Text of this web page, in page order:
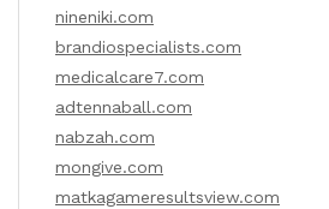
nineniki.com
brandiospecialists.com
medicalcare7.com
adtennaball.com
nabzah.com
mongive.com
matkagameresultsview.com